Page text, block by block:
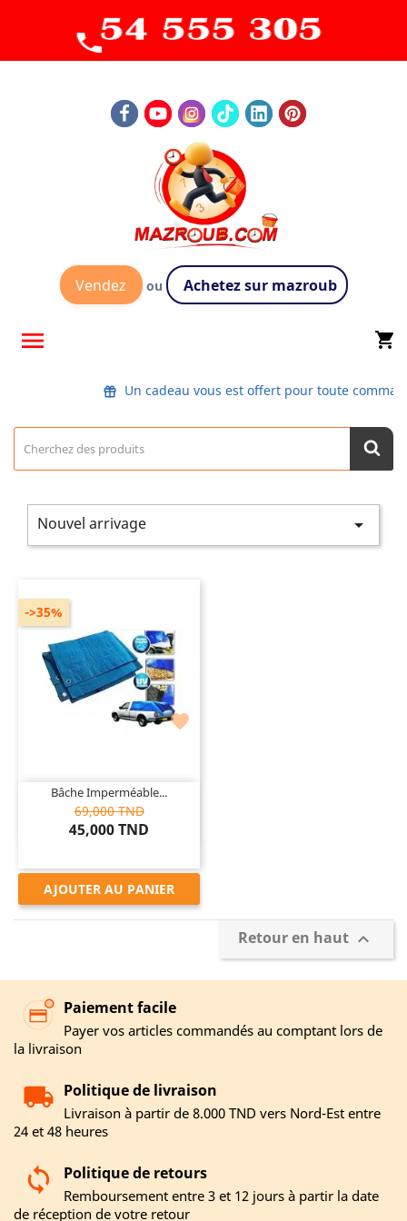
Vendez ou Achetez sur mazroub
 shopping_cart
Un cadeau vous est offert pour toute
Nouvel arrivage 

Bâche Imperméable...
69,000 TND
45,000 TND
->35%
AJOUTER AU PANIER
Retour en haut 
Paiement facile
Payer vos articles commandés au comptant lors de
la livraison
Politique de livraison
Livraison à partir de 8.000 TND vers Nord-Est entre
24 et 48 heures
Politique de retours
Remboursement entre 3 et 12 jours à partir la date
de réception de votre retour